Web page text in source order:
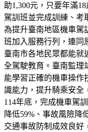
助1,300元，只要年滿
駕訓班並完成訓練、考
為提升臺南地區機車駕
班加入服務行列，連同
臺南市各地民眾都能就
全駕駛教育。臺南監理
能學習正確的機車操作
識能力，提升騎乘安全
114年底，完成機車駕
降低59%、事故風險降
交通事故防制成效良好